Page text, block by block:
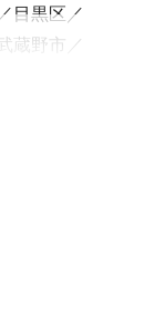
目黒区
武蔵野市